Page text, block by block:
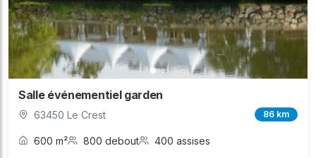
Salle événementiel garden
63450 Le Crest 86 km
600 m² 800 debout 400 assises